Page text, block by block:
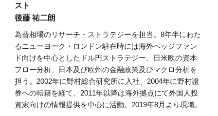
スト
後藤 祐二朗
為替相場のリサーチ・ストラテジーを担当。8年半にわた
るニューヨーク・ロンドン駐在時には海外ヘッジファン
ド向けを中心としたドル円ストラテジー、日米欧の資本
フロー分析、日本及び欧州の金融政策及びマクロ分析を
担う。2002年に野村総合研究所に入社、2004年に野村證
券への転籍を経て、2011年以降は海外拠点にて外国人投
資家向けの情報提供を中心に活動。2019年8月より現職。